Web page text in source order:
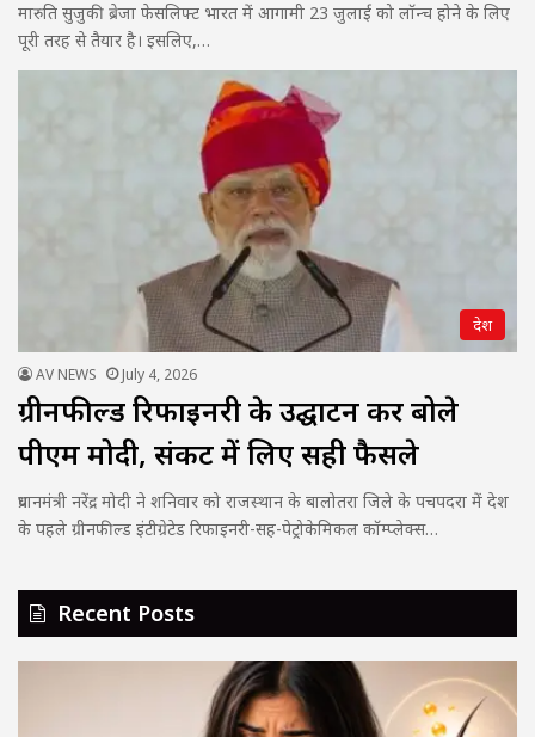
मारुति सुजुकी ब्रेजा फेसलिफ्ट भारत में आगामी 23 जुलाई को लॉन्च होने के लिए
पूरी तरह से तैयार है। इसलिए,…
देश
AV NEWS July 4, 2026
ग्रीनफील्ड रिफाइनरी के उद्घाटन कर बोले
पीएम मोदी, संकट में लिए सही फैसले
प्रधानमंत्री नरेंद्र मोदी ने शनिवार को राजस्थान के बालोतरा जिले के पचपदरा में देश
के पहले ग्रीनफील्ड इंटीग्रेटेड रिफाइनरी-सह-पेट्रोकेमिकल कॉम्प्लेक्स…
Recent Posts